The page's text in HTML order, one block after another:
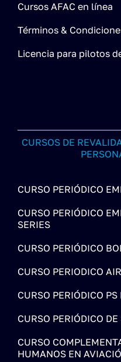
Cursos AFAC en línea
Términos &
Licencia para pilotos
CURSOS DE
CURSO PERIÓDICO
CURSO PERIÓDICO
SERIES
CURSO PERIÓDICO
CURSO PERIODICO
CURSO PERIÓDICO
CURSO PERIÓDICO
CURSO
HUMANOS EN